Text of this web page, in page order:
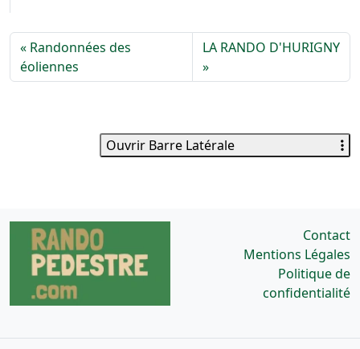
Randonnées des
éoliennes
LA RANDO D'HURIGNY
Ouvrir Barre Latérale
Contact
Mentions Légales
Politique de
confidentialité